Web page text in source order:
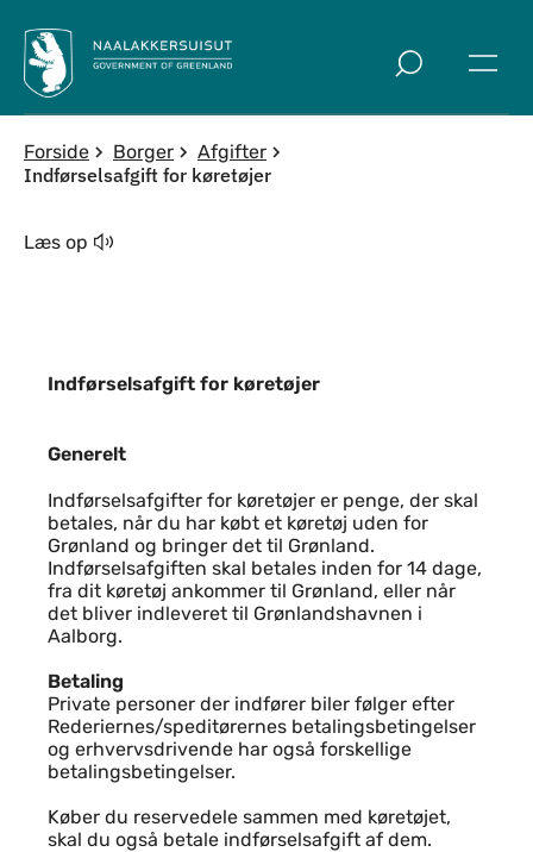
Forside Borger Afgifter
Indførselsafgift for køretøjer
Læs op
Indførselsafgift for køretøjer
Generelt
Generelt
Indførselsafgifter for køretøjer er penge, der skal
betales, når du har købt et køretøj uden for
Grønland og bringer det til Grønland.
Indførselsafgiften skal betales inden for 14 dage,
fra dit køretøj ankommer til Grønland, eller når
det bliver indleveret til Grønlandshavnen i
Aalborg.
Betaling
Private personer der indfører biler følger efter
Rederiernes/speditørernes betalingsbetingelser
og erhvervsdrivende har også forskellige
betalingsbetingelser.
Køber du reservedele sammen med køretøjet,
skal du også betale indførselsafgift af dem.